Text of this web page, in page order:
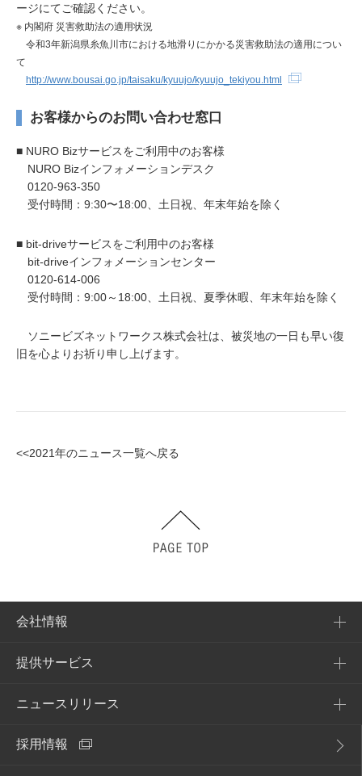
ージにてご確認ください。
※ 内閣府 災害救助法の適用状況
令和3年新潟県糸魚川市における地滑りにかかる災害救助法の適用につい
て
http://www.bousai.go.jp/taisaku/kyuujo/kyuujo_tekiyou.html
お客様からのお問い合わせ窓口
■ NURO Bizサービスをご利用中のお客様
NURO Bizインフォメーションデスク
0120-963-350
受付時間：9:30〜18:00、土日祝、年末年始を除く
■ bit-driveサービスをご利用中のお客様
bit-driveインフォメーションセンター
0120-614-006
受付時間：9:00～18:00、土日祝、夏季休暇、年末年始を除く
ソニービズネットワークス株式会社は、被災地の一日も早い復
旧を心よりお祈り申し上げます。
<<2021年のニュース一覧へ戻る
会社情報
会社概要
企業理念
アクセス
提供サービス
提供サービス一覧
NURO Biz
ニュースリリース
2026年
採用情報